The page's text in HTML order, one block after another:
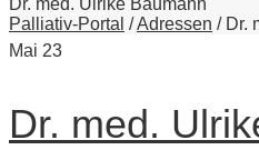
Dr. med. Ulrike Baumann
Palliativ-Portal /Adressen / Dr.
Mai 23
Dr. med.